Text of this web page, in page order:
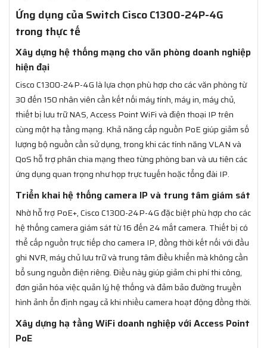
Ứng dụng của Switch Cisco C1300-24P-4G
trong thực tế
Xây dựng hệ thống mạng cho văn phòng doanh nghiệp
hiện đại
Cisco C1300-24P-4G là lựa chọn phù hợp cho các văn phòng từ
30 đến 150 nhân viên cần kết nối máy tính, máy in, máy chủ,
thiết bị lưu trữ NAS, Access Point WiFi và điện thoại IP trên
cùng một hạ tầng mạng. Khả năng cấp nguồn PoE giúp giảm số
lượng bộ nguồn cần sử dụng, trong khi các tính năng VLAN và
QoS hỗ trợ phân chia mạng theo từng phòng ban và ưu tiên các
ứng dụng quan trọng như họp trực tuyến hoặc tổng đài IP.
Triển khai hệ thống camera IP và trung tâm giám sát
Nhờ hỗ trợ PoE+, Cisco C1300-24P-4G đặc biệt phù hợp cho các
hệ thống camera giám sát từ 16 đến 24 mắt camera. Thiết bị có
thể cấp nguồn trực tiếp cho camera IP, đồng thời kết nối với đầu
ghi NVR, máy chủ lưu trữ và trung tâm điều khiển mà không cần
bổ sung nguồn điện riêng. Điều này giúp giảm chi phí thi công,
đơn giản hóa việc quản lý hệ thống và đảm bảo đường truyền
hình ảnh ổn định ngay cả khi nhiều camera hoạt động đồng thời.
Xây dựng hạ tầng WiFi doanh nghiệp với Access Point
PoE